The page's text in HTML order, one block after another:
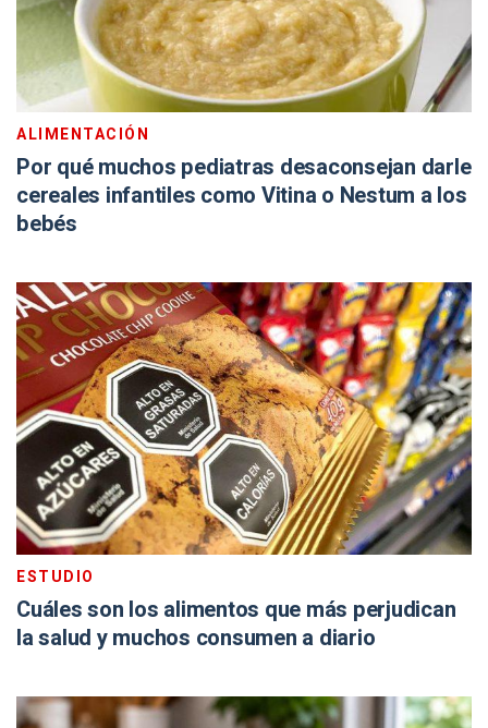
ALIMENTACIÓN
Por qué muchos pediatras desaconsejan darle
cereales infantiles como Vitina o Nestum a los
bebés
ESTUDIO
Cuáles son los alimentos que más perjudican
la salud y muchos consumen a diario